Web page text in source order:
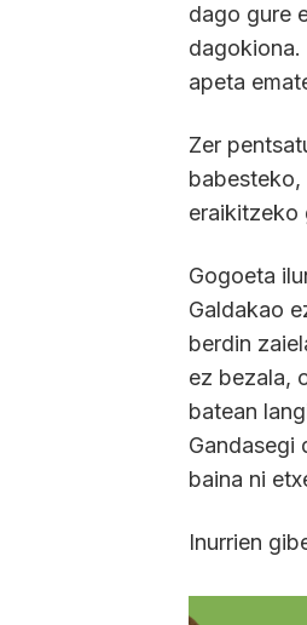
dago gure
dagokiona.
apeta
Zer
babesteko,
eraikitzeko
Gogoeta
Galdakao
berdin
ez bezala,
batean
Gandasegi
baina ni
Inurrien